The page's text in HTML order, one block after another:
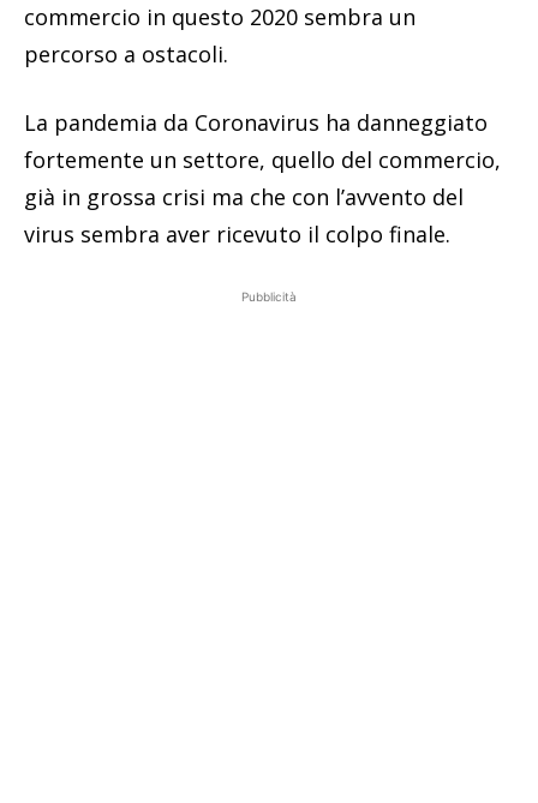
commercio in questo 2020 sembra un
percorso a ostacoli.
La pandemia da Coronavirus ha danneggiato
fortemente un settore, quello del commercio,
già in grossa crisi ma che con l’avvento del
virus sembra aver ricevuto il colpo finale.
Pubblicità